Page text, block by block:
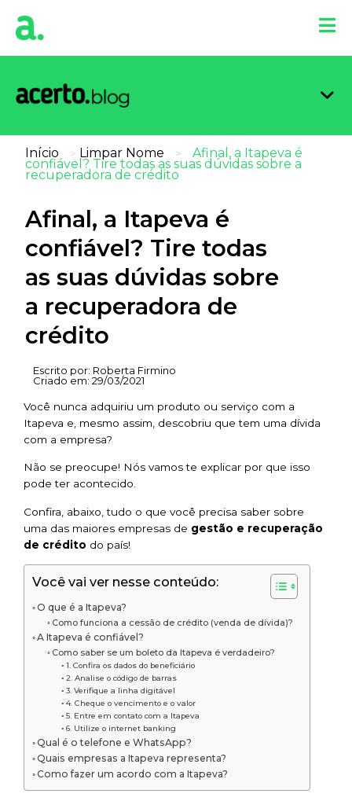
Início > Limpar Nome > Afinal, a Itapeva é
confiável? Tire todas as suas dúvidas sobre a
recuperadora de crédito
Afinal, a Itapeva é
confiável? Tire todas
as suas dúvidas sobre
a recuperadora de
crédito
Escrito por: Roberta Firmino
Criado em: 29/03/2021
Você nunca adquiriu um produto ou serviço com a
Itapeva e, mesmo assim, descobriu que tem uma dívida
com a empresa?
Não se preocupe! Nós vamos te explicar por que isso
pode ter acontecido.
Confira, abaixo, tudo o que você precisa saber sobre
uma das maiores empresas de gestão e recuperação
de crédito do país!
Você vai ver nesse conteúdo:
O que é a Itapeva?
Como funciona a cessão de crédito (venda de dívida)?
A Itapeva é confiável?
Como saber se um boleto da Itapeva é verdadeiro?
1. Confira os dados do beneficiário
2. Analise o código de barras
3. Verifique a linha digitável
4. Cheque o vencimento e o valor
5. Entre em contato com a Itapeva
6. Utilize o internet banking
Qual é o telefone e WhatsApp?
Quais empresas a Itapeva representa?
Como fazer um acordo com a Itapeva?